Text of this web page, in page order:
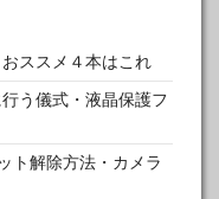
ススメ４本はこれ
う儀式・液晶保護フ
ト解除方法・カメラ